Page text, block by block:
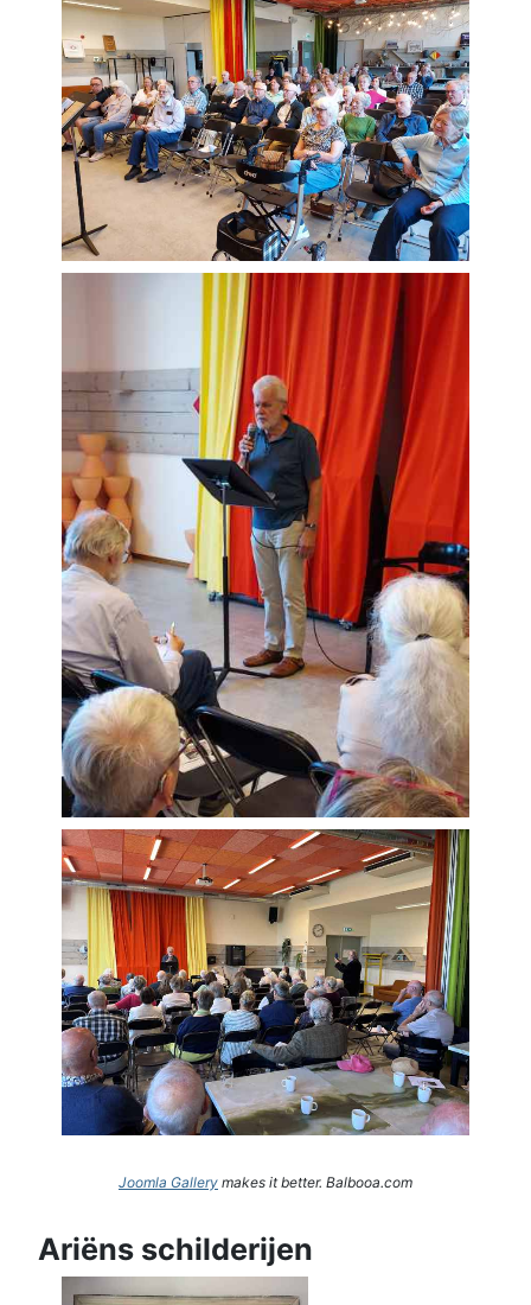
Joomla Gallery makes it better. Balbooa.com
Ariëns schilderijen